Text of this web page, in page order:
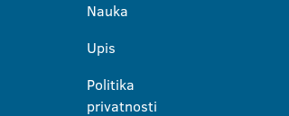
Nauka
Upis
Politika
privatnosti